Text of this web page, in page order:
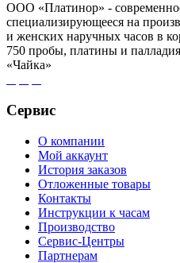
ООО «Платинор» -
специализирующееся на
и женских наручных часов в
750 пробы, платины и
«Чайка»
Сервис
О компании
Мой аккаунт
История заказов
Отложенные товары
Контакты
Инструкции к часам
Производство
Сервис-Центры
Партнерам